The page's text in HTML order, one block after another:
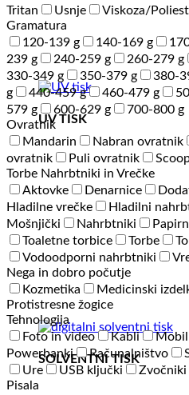
UV TISK
SOLVENTNI TISK
Tritan
Usnje Viskoza/
Gramatura
120-139 g
140-169 g
239 g
240-259 g 260-279 g
330-349 g
350-379 g 380-
g
440-459 g 460-479 g
579 g
600-629 g
700-800 g
Ovratnik
Mandarin
Nabran ovratnik
ovratnik
Puli ovratnik
Torbe Nahrbtniki in Vrečke
Aktovke
Denarnice
Hladilne vrečke
Hladilni
Mošnjički
Nahrbtniki
Toaletne torbice
Torbe
Vodoodporni nahrbtniki
Nega in dobro počutje
Kozmetika
Medicinski
Protistresne žogice
Tehnologija
Foto in video
Kabli
Powerbanki
Računalništvo
Ure
USB ključki
Zvočniki
Pisala